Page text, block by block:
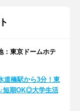
東京ドームホテ
道橋駅から3分！東
短期OK◎大学生活